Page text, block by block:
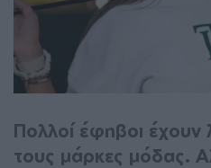
Πολλοί έφηβοι έχουν
τους μάρκες μόδας.